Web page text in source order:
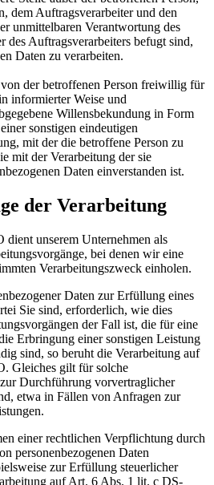
dem Auftragsverarbeiter und den
unmittelbaren Verantwortung des
des Auftragsverarbeiters befugt sind,
Daten zu verarbeiten.
der betroffenen Person freiwillig für
informierter Weise und
Willensbekundung in Form
sonstigen eindeutigen
mit der die betroffene Person zu
mit der Verarbeitung der sie
Daten einverstanden ist.
der Verarbeitung
unserem Unternehmen als
bei denen wir eine
Verarbeitungszweck einholen.
Daten zur Erfüllung eines
Sie sind, erforderlich, wie dies
der Fall ist, die für eine
Erbringung einer sonstigen Leistung
sind, so beruht die Verarbeitung auf
Gleiches gilt für solche
Durchführung vorvertraglicher
etwa in Fällen von Anfragen zur
einer rechtlichen Verpflichtung durch
personenbezogenen Daten
zur Erfüllung steuerlicher
auf Art. 6 Abs. 1 lit. c DS-